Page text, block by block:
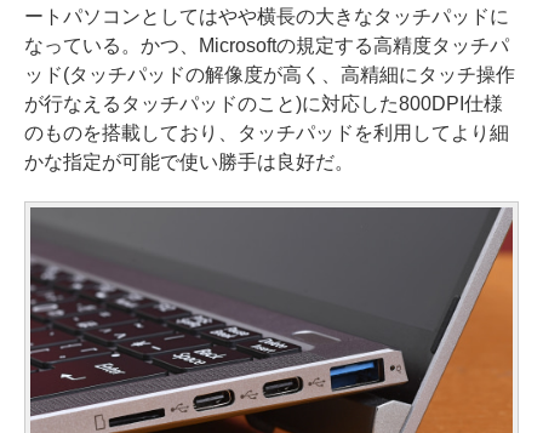
ートパソコンとしてはやや横長の大きなタッチパッドに
なっている。かつ、Microsoftの規定する高精度タッチパ
ッド(タッチパッドの解像度が高く、高精細にタッチ操作
が行なえるタッチパッドのこと)に対応した800DPI仕様
のものを搭載しており、タッチパッドを利用してより細
かな指定が可能で使い勝手は良好だ。